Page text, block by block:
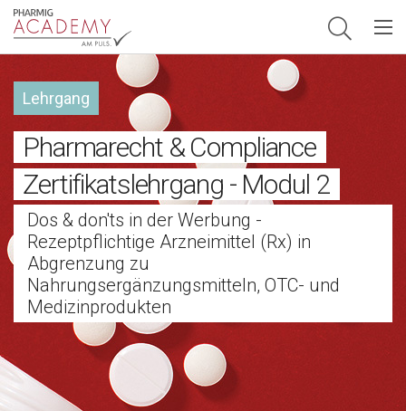
Hauptnavigation
Lehrgang
Pharmarecht & Compliance
Zertifikatslehrgang - Modul 2
Dos & don'ts in der Werbung -
Rezeptpflichtige Arzneimittel (Rx) in
Abgrenzung zu
Nahrungsergänzungsmitteln, OTC- und
Medizinprodukten